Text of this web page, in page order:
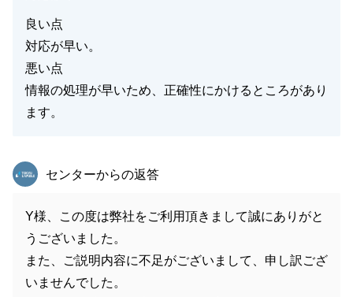
良い点
対応が早い。
悪い点
情報の処理が早いため、正確性にかけるところがあり
ます。
東急リバブル
センターからの返答
Y様、この度は弊社をご利用頂きまして誠にありがと
うございました。
また、ご説明内容に不足がございまして、申し訳ござ
いませんでした。